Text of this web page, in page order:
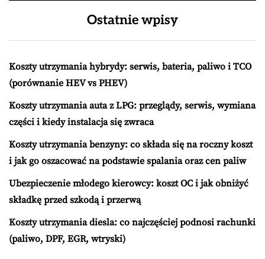
Ostatnie wpisy
Koszty utrzymania hybrydy: serwis, bateria, paliwo i TCO
(porównanie HEV vs PHEV)
Koszty utrzymania auta z LPG: przeglądy, serwis, wymiana
części i kiedy instalacja się zwraca
Koszty utrzymania benzyny: co składa się na roczny koszt
i jak go oszacować na podstawie spalania oraz cen paliw
Ubezpieczenie młodego kierowcy: koszt OC i jak obniżyć
składkę przed szkodą i przerwą
Koszty utrzymania diesla: co najczęściej podnosi rachunki
(paliwo, DPF, EGR, wtryski)